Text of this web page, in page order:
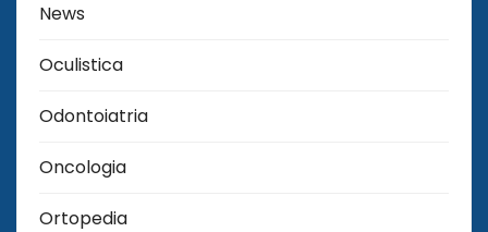
News
Oculistica
Odontoiatria
Oncologia
Ortopedia